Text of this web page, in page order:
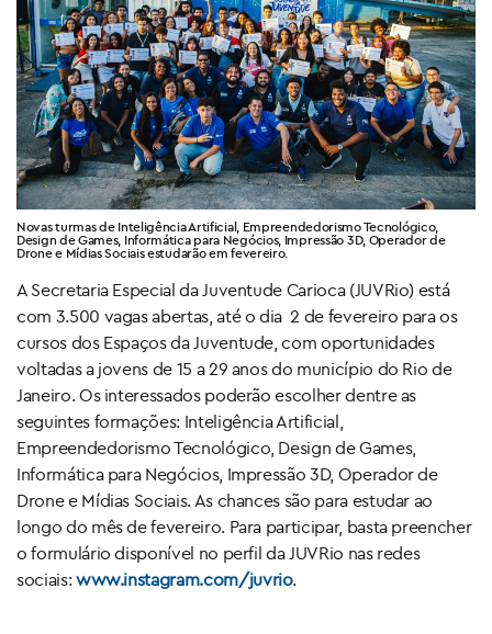
Novas turmas de Inteligência Artificial, Empreendedorismo Tecnológico,
Design de Games, Informática para Negócios, Impressão 3D, Operador de
Drone e Mídias Sociais estudarão em fevereiro.
A Secretaria Especial da Juventude Carioca (JUVRio) está
com 3.500 vagas abertas, até o dia 2 de fevereiro para os
cursos dos Espaços da Juventude, com oportunidades
voltadas a jovens de 15 a 29 anos do município do Rio de
Janeiro. Os interessados poderão escolher dentre as
seguintes formações: Inteligência Artificial,
Empreendedorismo Tecnológico, Design de Games,
Informática para Negócios, Impressão 3D, Operador de
Drone e Mídias Sociais. As chances são para estudar ao
longo do mês de fevereiro. Para participar, basta preencher
o formulário disponível no perfil da JUVRio nas redes
sociais:www.instagram.com/juvrio.